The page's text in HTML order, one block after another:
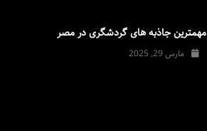
مهمترین جاذبه های گردشگری در مصر
مارس 29, 2025